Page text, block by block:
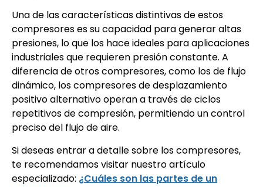
Una de las características distintivas de estos
compresores es su capacidad para generar altas
presiones, lo que los hace ideales para aplicaciones
industriales que requieren presión constante. A
diferencia de otros compresores, como los de flujo
dinámico, los compresores de desplazamiento
positivo alternativo operan a través de ciclos
repetitivos de compresión, permitiendo un control
preciso del flujo de aire.
Si deseas entrar a detalle sobre los compresores,
te recomendamos visitar nuestro artículo
especializado: ¿Cuáles son las partes de un